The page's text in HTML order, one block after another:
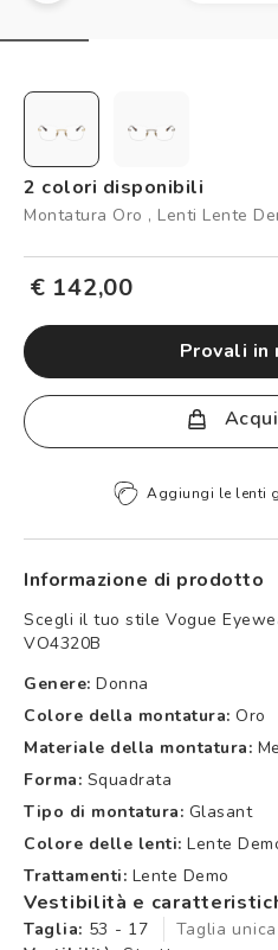
Controllo visivo
Logout
2 colori disponibili
Montatura Oro , Lenti Lente
€ 142,00
provali
Aggiungi le lenti
Informazione di prodotto
Scegli il tuo stile Vogue
VO4320B
Genere: Donna
Colore della montatura: Oro
Materiale della montatura:
Forma: Squadrata
Tipo di montatura: Glasant
Colore delle lenti: Lente
Trattamenti: Lente Demo
Vestibilità e
Taglia: 53 - 17 Taglia unica